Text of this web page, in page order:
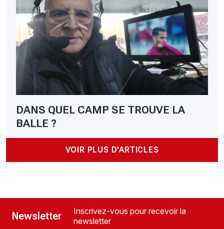
DANS QUEL CAMP SE TROUVE LA
BALLE ?
VOIR PLUS D'ARTICLES
Newsletter
Inscrivez-vous pour recevoir la
newsletter